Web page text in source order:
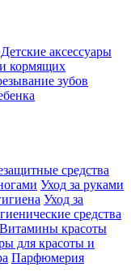
Детские аксессуары
кормящих
зубов
средства
Уход за руками
Уход за
средства
Витамины красоты
для красоты и
Парфюмерия